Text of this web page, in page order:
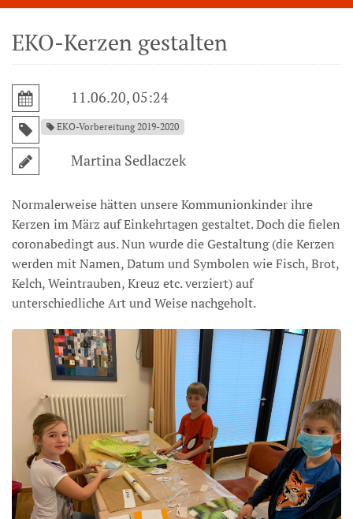
EKO-Kerzen gestalten
11.06.20, 05:24
EKO-Vorbereitung 2019-2020
Martina Sedlaczek
Normalerweise hätten unsere Kommunionkinder ihre
Kerzen im März auf Einkehrtagen gestaltet. Doch die fielen
coronabedingt aus. Nun wurde die Gestaltung (die Kerzen
werden mit Namen, Datum und Symbolen wie Fisch, Brot,
Kelch, Weintrauben, Kreuz etc. verziert) auf
unterschiedliche Art und Weise nachgeholt.